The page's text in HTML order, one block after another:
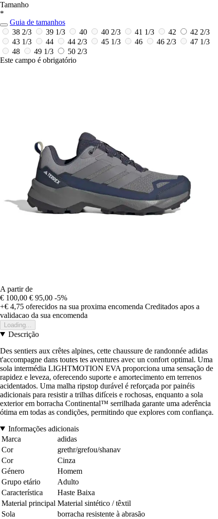
Tamanho
*
Guia de tamanhos
38 2/3
39 1/3 40 40 2/3 41 1/3 42
42 2/3
43 1/3
44 44 2/3 45 1/3 46 46 2/3
47 1/3
48
49 1/3
50 2/3
Este campo é obrigatório
A partir de
€ 100,00 € 95,00 -5%
+€ 4,75 oferecidos na sua proxima encomenda Creditados apos a
validacao da sua encomenda
Loading...
Descrição
Des sentiers aux crêtes alpines, cette chaussure de randonnée adidas
t'accompagne dans toutes tes aventures avec un confort optimal. Uma
sola intermédia LIGHTMOTION EVA proporciona uma sensação de
rapidez e leveza, oferecendo suporte e amortecimento em terrenos
acidentados. Uma malha ripstop durável é reforçada por painéis
adicionais para resistir a trilhas difíceis e rochosas, enquanto a sola
exterior em borracha Continental™ serrilhada garante uma aderência
ótima em todas as condições, permitindo que explores com confiança.
Informações adicionais
Marca
adidas
Cor
grethr/grefou/shanav
Cor
Cinza
Género
Homem
Grupo etário
Adulto
Característica
Haste Baixa
Material principal Material sintético / têxtil
Sola
borracha resistente à abrasão